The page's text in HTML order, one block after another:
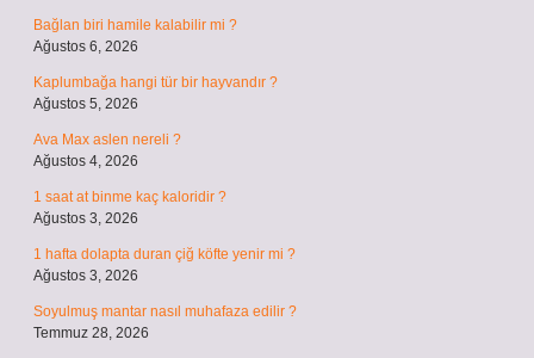
Bağlan biri hamile kalabilir mi ?
Ağustos 6, 2026
Kaplumbağa hangi tür bir hayvandır ?
Ağustos 5, 2026
Ava Max aslen nereli ?
Ağustos 4, 2026
1 saat at binme kaç kaloridir ?
Ağustos 3, 2026
1 hafta dolapta duran çiğ köfte yenir mi ?
Ağustos 3, 2026
Soyulmuş mantar nasıl muhafaza edilir ?
Temmuz 28, 2026